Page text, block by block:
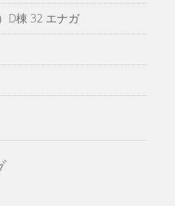
D棟 32 エナガ